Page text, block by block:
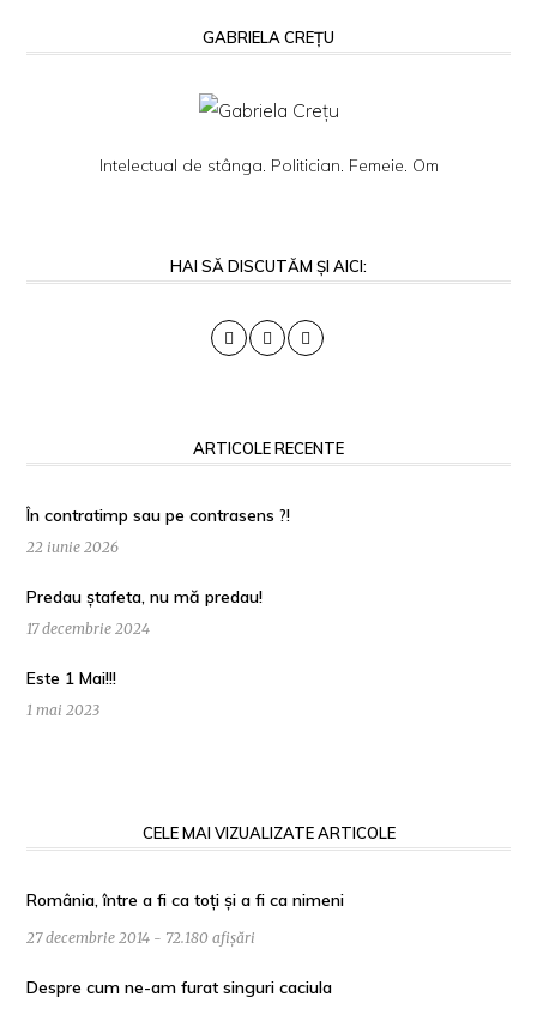
GABRIELA CREȚU
Intelectual de stânga. Politician. Femeie. Om
HAI SĂ DISCUTĂM ȘI AICI:
ARTICOLE RECENTE
În contratimp sau pe contrasens ?!
22 iunie 2026
Predau ștafeta, nu mă predau!
17 decembrie 2024
Este 1 Mai!!!
1 mai 2023
CELE MAI VIZUALIZATE ARTICOLE
România, între a fi ca toți și a fi ca nimeni
27 decembrie 2014 - 72.180 afișări
Despre cum ne-am furat singuri caciula